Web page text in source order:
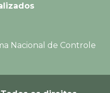
Nacional de Controle